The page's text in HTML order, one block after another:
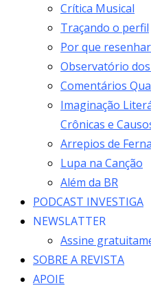
Crítica Musical
Traçando o perfil
Por que
Observatório
Comentários
Imaginação
Crônicas e
Arrepios de
Lupa na Canção
Além da BR
PODCAST INVESTIGA
NEWSLATTER
Assine
SOBRE A REVISTA
APOIE